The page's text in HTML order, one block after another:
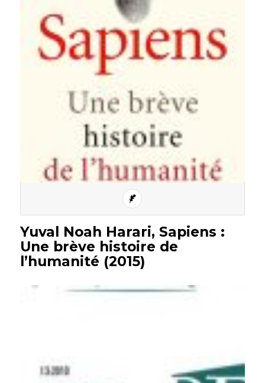
Yuval Noah Harari, Sapiens :
Une brève histoire de
l’humanité (2015)